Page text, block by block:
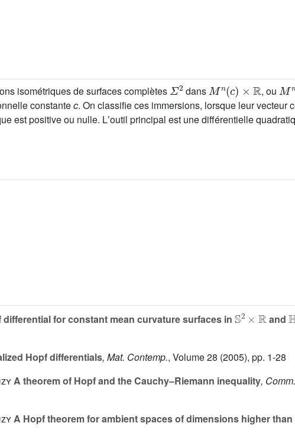
isométriques de surfaces complètes
Σ2
dans
Mn(c)×R
, ou
Mn
constantec. On classifie ces immersions, lorsque leur vecteur
est positive ou nulle. Lʼoutil principal est une différentielle
differential for constant mean curvature surfaces in
S2×R
and
Hopf differentials, Mat. Contemp., Volume 28 (2005), pp. 1-28
A theorem of Hopf and the Cauchy–Riemann inequality,
A Hopf theorem for ambient spaces of dimensions higher than